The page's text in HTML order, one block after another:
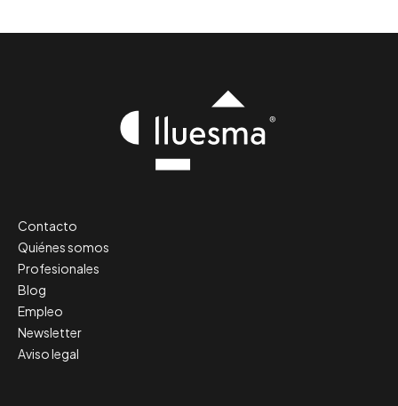
Contacto
Quiénes somos
Profesionales
Blog
Empleo
Newsletter
Aviso legal